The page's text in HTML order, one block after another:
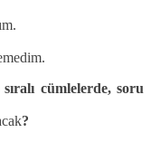
cümlelerde, soru
?